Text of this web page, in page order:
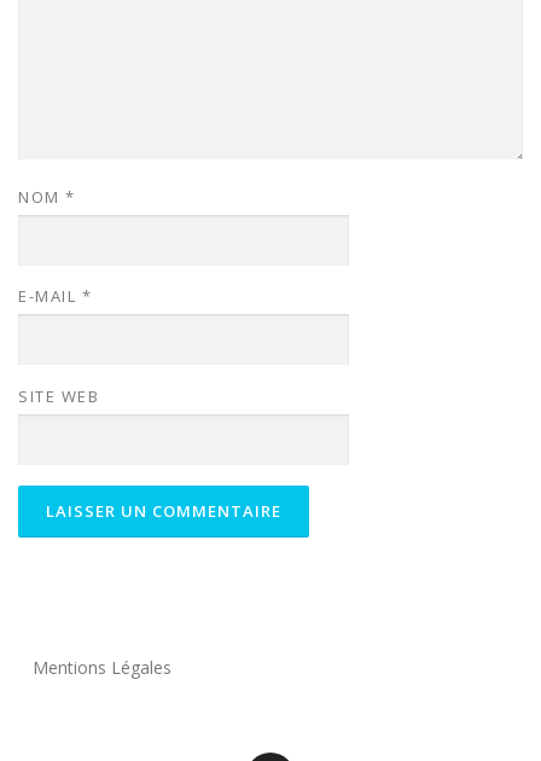
NOM *
E-MAIL *
SITE WEB
Mentions Légales